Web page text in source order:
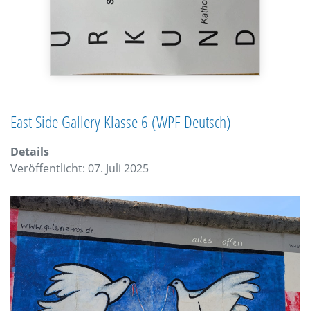
East Side Gallery Klasse 6 (WPF Deutsch)
Details
Veröffentlicht: 07. Juli 2025